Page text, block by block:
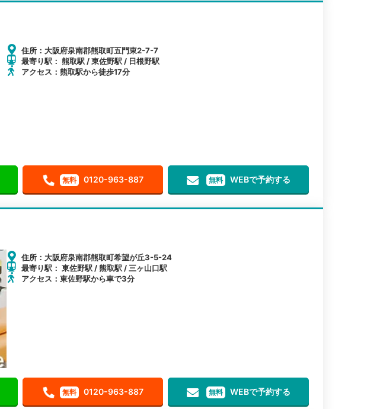
住所：大阪府泉南郡熊取町五門東2-7-7
最寄り駅： 熊取駅 / 東佐野駅 / 日根野駅
アクセス：熊取駅から徒歩17分
無料 0120-963-887 無料 WEBで予約する
住所：大阪府泉南郡熊取町希望が丘3-5-24
最寄り駅： 東佐野駅 / 熊取駅 / 三ヶ山口駅
アクセス：東佐野駅から車で3分
無料 0120-963-887 無料 WEBで予約する